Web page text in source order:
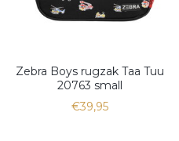
Zebra Boys rugzak Taa Tuu
20763 small
€39,95